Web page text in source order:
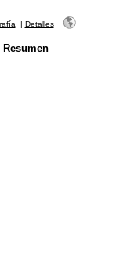
| Detalles
Resumen